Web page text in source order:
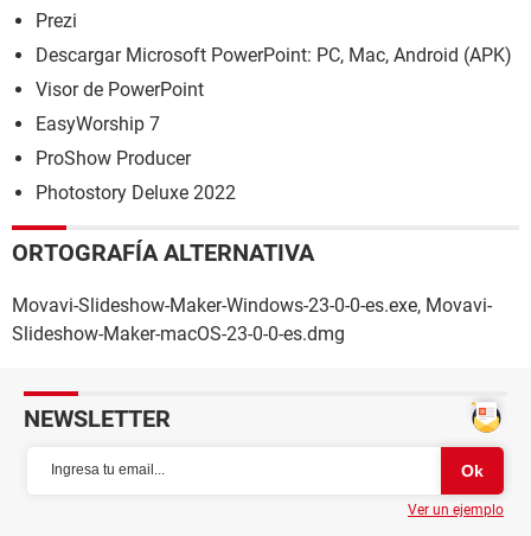
Prezi
Descargar Microsoft PowerPoint: PC, Mac, Android (APK)
Visor de PowerPoint
EasyWorship 7
ProShow Producer
Photostory Deluxe 2022
ORTOGRAFÍA ALTERNATIVA
Movavi-Slideshow-Maker-Windows-23-0-0-es.exe, Movavi-
Slideshow-Maker-macOS-23-0-0-es.dmg
NEWSLETTER
Ver un ejemplo